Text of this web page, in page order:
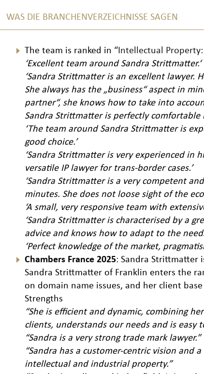
WAS DIE BRANCHENVERZEICHNISSE SAGEN
The team is ranked in “Intellectual Property:
‘Excellent team around Sandra Strittmatter.‘
‘Sandra Strittmatter is an excellent lawyer.
She always has the „business“ aspect in
partner“, she knows how to take into
Sandra Strittmatter is perfectly comfortable
‘The team around Sandra Strittmatter is
good choice.’
‘Sandra Strittmatter is very experienced in
versatile IP lawyer for trans-border cases.’
‘Sandra Strittmatter is a very competent
minutes. She does not loose sight of the
‘A small, very responsive team with
‘Sandra Strittmatter is characterised by a
advice and knows how to adapt to the
‘Perfect knowledge of the market,
Chambers France 2025: Sandra Strittmatter
Sandra Strittmatter of Franklin enters the
on domain name issues, and her client
Strengths
“She is efficient and dynamic, combining
clients, understands our needs and is easy
“Sandra is a very strong trade mark lawyer.”
“Sandra has a customer-centric vision and
intellectual and industrial property.”